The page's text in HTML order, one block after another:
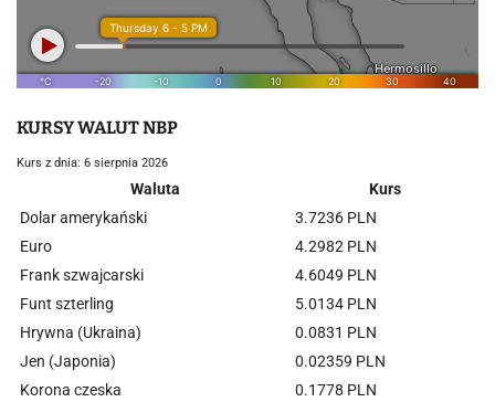
KURSY WALUT NBP
Kurs z dnia: 6 sierpnia 2026
Waluta
Kurs
Dolar amerykański
3.7236 PLN
Euro
4.2982 PLN
Frank szwajcarski
4.6049 PLN
Funt szterling
5.0134 PLN
Hrywna (Ukraina)
0.0831 PLN
Jen (Japonia)
0.02359 PLN
Korona czeska
0.1778 PLN